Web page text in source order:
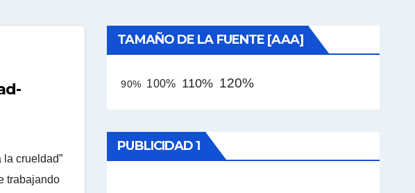
la crueldad”
trabajando
TAMAÑO DE LA FUENTE [AAA]
90% 100% 110% 120%
PUBLICIDAD 1